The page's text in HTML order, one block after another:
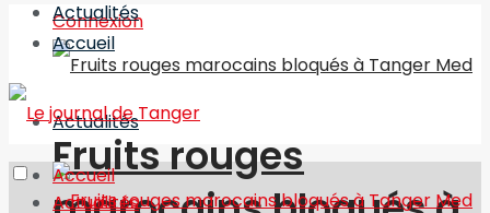
Connexion
Actualités
Fruits rouges
Accueil
Actualités
Accueil
Actualités